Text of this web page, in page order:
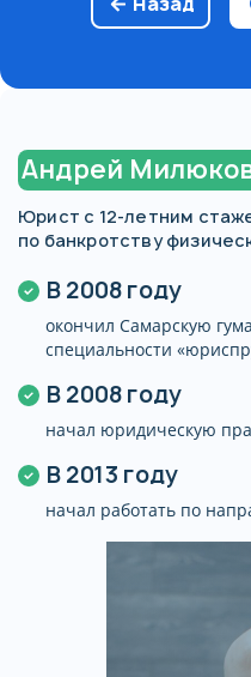
Андрей
Юрист с 12-летним
по банкротству
В 2008 году
окончил Самарскую
специальности
В 2008 году
начал юридическую
В 2013 году
начал работать по